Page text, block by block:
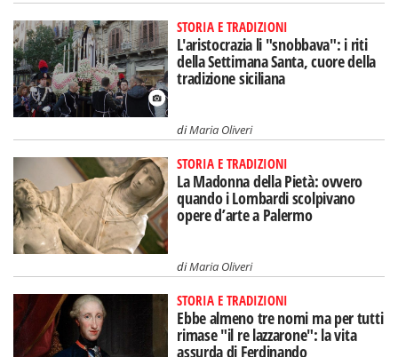
STORIA E TRADIZIONI
L'aristocrazia li "snobbava": i riti
della Settimana Santa, cuore della
tradizione siciliana
diMaria Oliveri
STORIA E TRADIZIONI
La Madonna della Pietà: ovvero
quando i Lombardi scolpivano
opere d’arte a Palermo
diMaria Oliveri
STORIA E TRADIZIONI
Ebbe almeno tre nomi ma per tutti
rimase "il re lazzarone": la vita
assurda di Ferdinando